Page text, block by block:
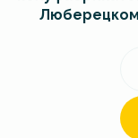
Люберецком